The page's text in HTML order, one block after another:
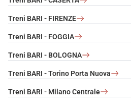
Treni BARI - FIRENZE
Treni BARI - FOGGIA
Treni BARI - BOLOGNA
Treni BARI - Torino Porta Nuova
Treni BARI - Milano Centrale